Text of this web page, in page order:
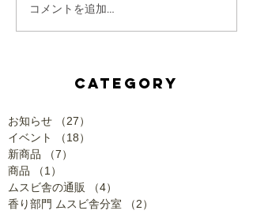
コメントを追加…
CATEGORY
お知らせ （27）
イベント
（18）
新商品
（7）
商品
（1）
ムスビ舎の通販
（4）
香り部門 ムスビ舎分室
（2）